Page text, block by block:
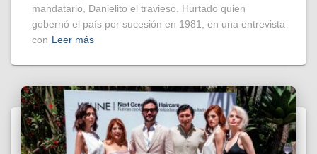
mandatario, Danielito el travieso. Hurtado quien
gobernó el país por sucesión en 1981, en una entrevista
con Leer más